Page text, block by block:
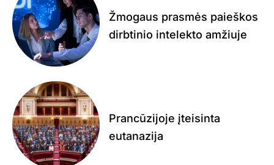
Žmogaus prasmės paieškos
dirbtinio intelekto amžiuje
Prancūzijoje įteisinta
eutanazija